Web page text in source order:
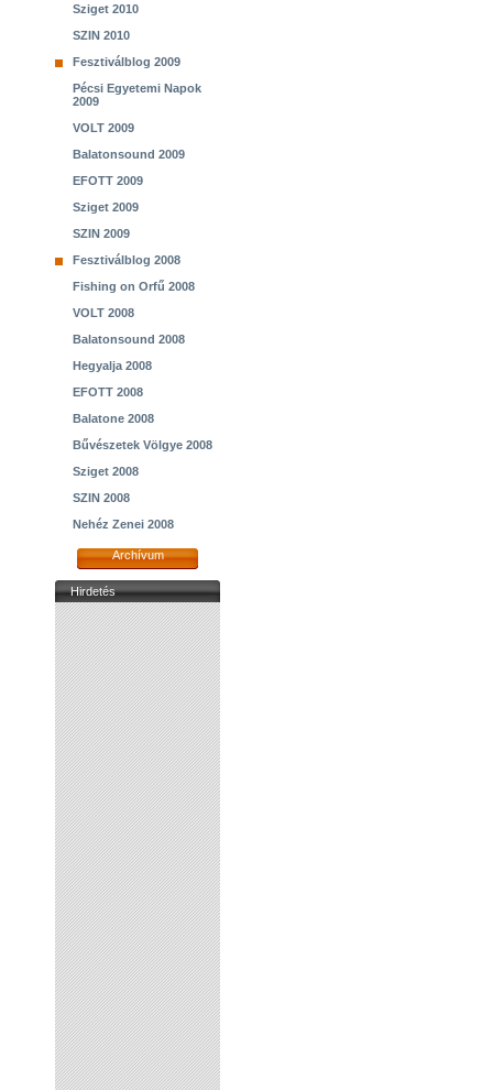
Sziget 2010
SZIN 2010
Fesztiválblog 2009
Pécsi Egyetemi Napok
2009
VOLT 2009
Balatonsound 2009
EFOTT 2009
Sziget 2009
SZIN 2009
Fesztiválblog 2008
Fishing on Orfű 2008
VOLT 2008
Balatonsound 2008
Hegyalja 2008
EFOTT 2008
Balatone 2008
Bűvészetek Völgye 2008
Sziget 2008
SZIN 2008
Nehéz Zenei 2008
Archívum
Hirdetés